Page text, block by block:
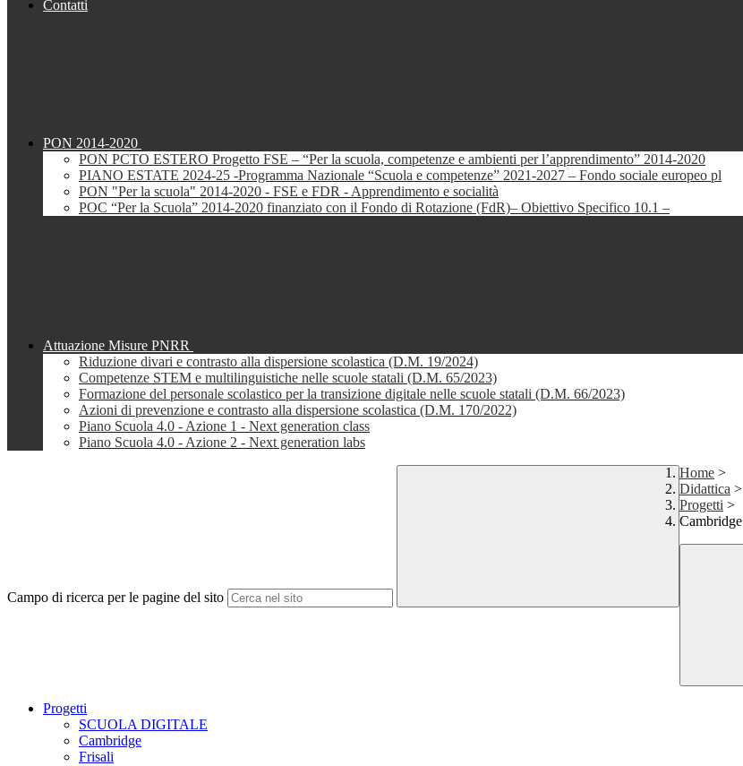
Contatti
PON 2014-2020
PON PCTO ESTERO Progetto FSE – “Per la scuola, competenze e ambienti per l’apprendimento” 2014-2020
PIANO ESTATE 2024-25 -Programma Nazionale “Scuola e competenze” 2021-2027 – Fondo sociale europeo pl
PON "Per la scuola" 2014-2020 - FSE e FDR - Apprendimento e socialità
POC “Per la Scuola” 2014-2020 finanziato con il Fondo di Rotazione (FdR)– Obiettivo Specifico 10.1 –
Attuazione Misure PNRR
Riduzione divari e contrasto alla dispersione scolastica (D.M. 19/2024)
Competenze STEM e multilinguistiche nelle scuole statali (D.M. 65/2023)
Formazione del personale scolastico per la transizione digitale nelle scuole statali (D.M. 66/2023)
Azioni di prevenzione e contrasto alla dispersione scolastica (D.M. 170/2022)
Piano Scuola 4.0 - Azione 1 - Next generation class
Piano Scuola 4.0 - Azione 2 - Next generation labs
Campo di ricerca per le pagine del sito
Home >
Didattica >
Progetti >
Cambridge
Progetti
SCUOLA DIGITALE
Cambridge
Frisali